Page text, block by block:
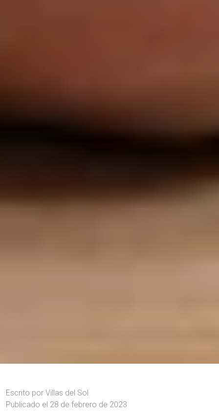
Escrito por Villas del Sol
Publicado el 28 de febrero de 2023